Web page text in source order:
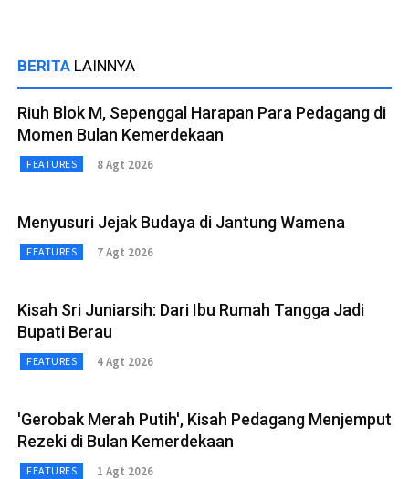
BERITA LAINNYA
Riuh Blok M, Sepenggal Harapan Para Pedagang di
Momen Bulan Kemerdekaan
FEATURES 8 Agt 2026
Menyusuri Jejak Budaya di Jantung Wamena
FEATURES 7 Agt 2026
Kisah Sri Juniarsih: Dari Ibu Rumah Tangga Jadi
Bupati Berau
FEATURES 4 Agt 2026
'Gerobak Merah Putih', Kisah Pedagang Menjemput
Rezeki di Bulan Kemerdekaan
FEATURES 1 Agt 2026